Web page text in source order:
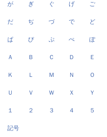
が ぎ ぐ げ ご
だ ぢ づ で ど
ぱ ぴ ぷ ぺ ぽ
Ａ Ｂ Ｃ Ｄ Ｅ
Ｋ Ｌ Ｍ Ｎ Ｏ
Ｕ Ｖ Ｗ Ｘ Ｙ
１ ２ ３ ４ ５
記号